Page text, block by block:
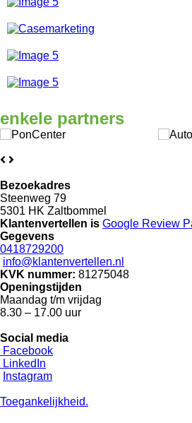
enkele partners
Bezoekadres
Steenweg 79
5301 HK Zaltbommel
Klantenvertellen is Google Review
Gegevens
0418729200
info@klantenvertellen.nl
KVK nummer: 81275048
Openingstijden
Maandag t/m vrijdag
8.30 – 17.00 uur
Social media
Facebook
LinkedIn
Instagram
Toegankelijkheid.